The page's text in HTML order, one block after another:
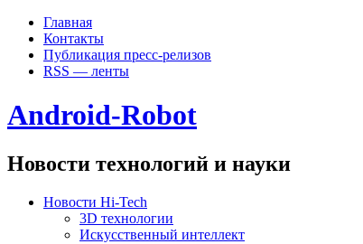
Главная
Контакты
Публикация пресс-релизов
RSS — ленты
Android-Robot
Новости технологий и науки
Новости Hi-Tech
3D технологии
Искусственный интеллект